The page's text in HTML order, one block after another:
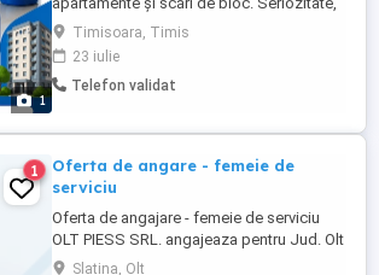
1
atenție la detalii și prețuri avantajoase.
Pentru programări și detalii, contactați-mă
în privat sau la telefon.
Timisoara, Timis
23 iulie
Telefon validat
1
Oferta de angare - femeie de
serviciu
Oferta de angajare - femeie de serviciu
OLT PIESS SRL. angajeaza pentru Jud. Olt
Femei de serviciu - COR 911201 CERINTE:
Slatina, Olt